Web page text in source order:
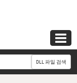

DLL 파일 검색